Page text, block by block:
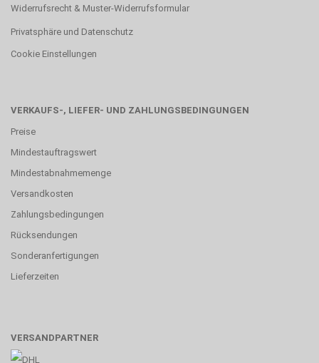
Widerrufsrecht & Muster-Widerrufsformular
Privatsphäre und Datenschutz
Cookie Einstellungen
VERKAUFS-, LIEFER- UND ZAHLUNGSBEDINGUNGEN
Preise
Mindestauftragswert
Mindestabnahmemenge
Versandkosten
Zahlungsbedingungen
Rücksendungen
Sonderanfertigungen
Lieferzeiten
VERSANDPARTNER